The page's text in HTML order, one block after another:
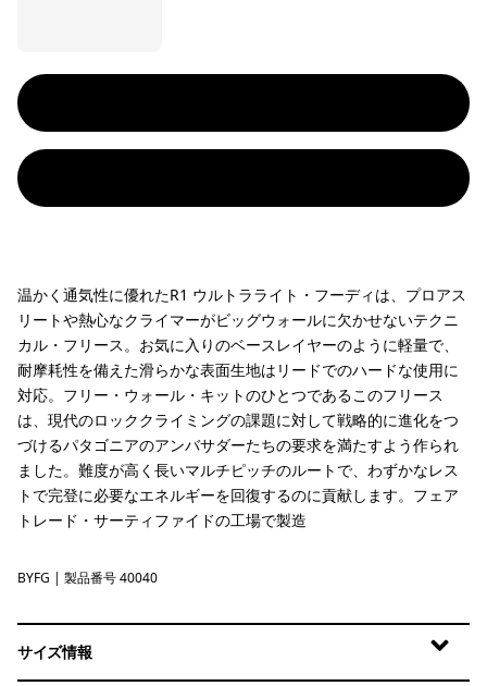
温かく通気性に優れたR1 ウルトラライト・フーディは、プロアス
リートや熱心なクライマーがビッグウォールに欠かせないテクニ
カル・フリース。お気に入りのベースレイヤーのように軽量で、
耐摩耗性を備えた滑らかな表面生地はリードでのハードな使用に
対応。フリー・ウォール・キットのひとつであるこのフリース
は、現代のロッククライミングの課題に対して戦略的に進化をつ
づけるパタゴニアのアンバサダーたちの要求を満たすよう作られ
ました。難度が高く長いマルチピッチのルートで、わずかなレス
トで完登に必要なエネルギーを回復するのに貢献します。フェア
トレード・サーティファイドの工場で製造
Berry Fig
BYFG | 製品番号 40040
サイズ情報